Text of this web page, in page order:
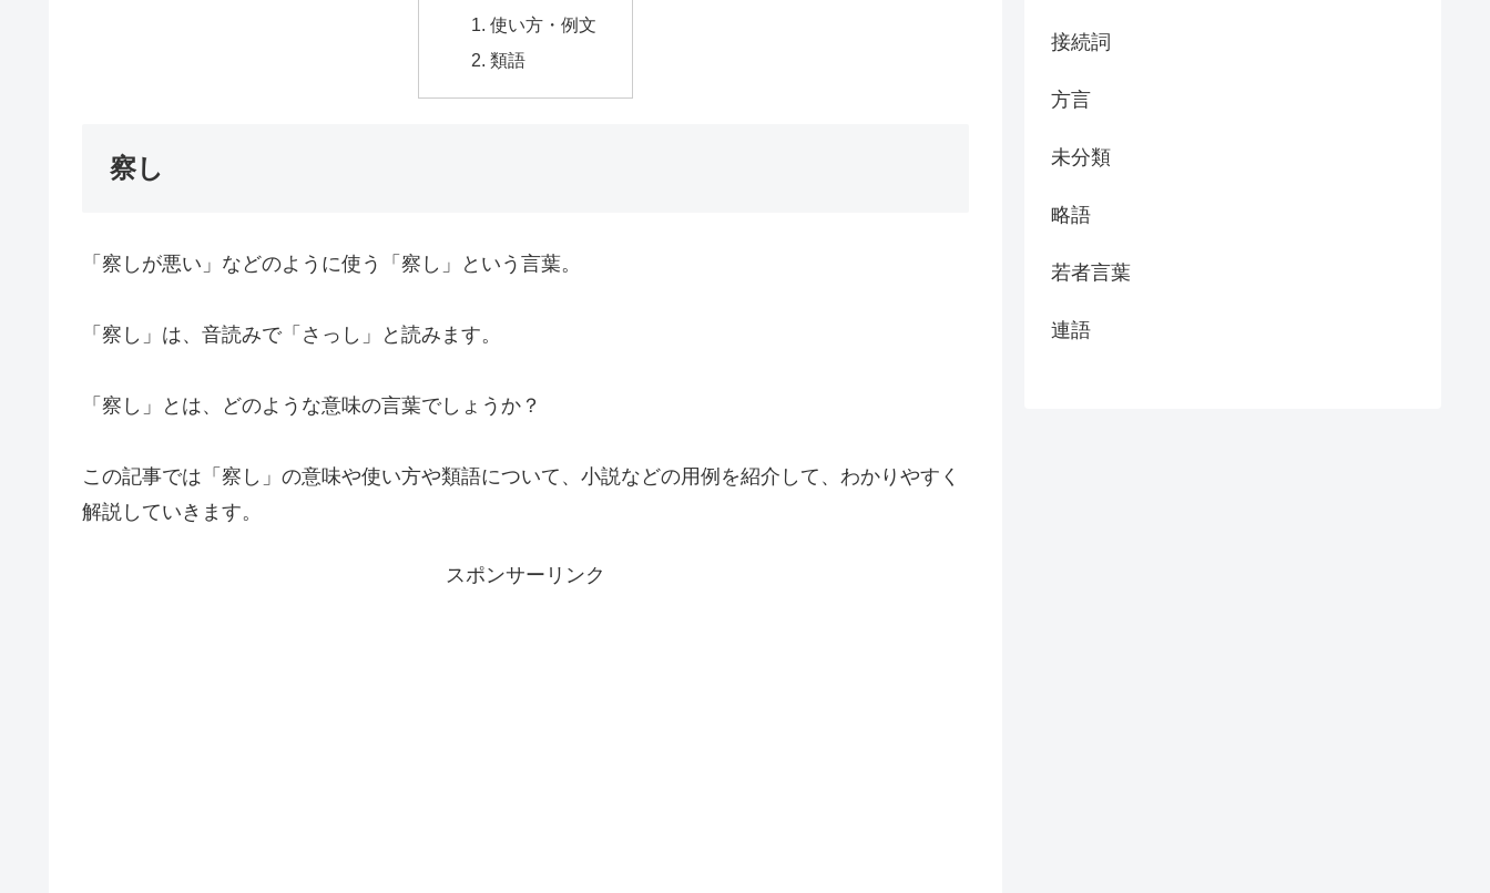
使い方・例文
類語
察し
「察しが悪い」などのように使う「察し」という言葉。
「察し」は、音読みで「さっし」と読みます。
「察し」とは、どのような意味の言葉でしょうか？
この記事では「察し」の意味や使い方や類語について、小説などの用例を紹介して、わかりやすく
解説していきます。
スポンサーリンク
接続詞
方言
未分類
略語
若者言葉
連語